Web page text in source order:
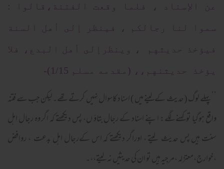
عن الإسناد ، فلما وقعت الفتنة،قالوا :
سموا لنا رجالكم ، فينظر إلى أهل السنة
فيؤخذ حديثهم ، وينظرإلى أهل البدع، فلا
يؤخذ حديثنهم،، (مقدمه مسلم 1/15)-
’’ پہلے لوگ (حدیث کےلینے میں ) اسناد کاسوال نہیں کرتےتھے۔لیکن جب سے فتنہ
واقع ہوگیا توکہنے لگے: اپنے اسناد کے رجال بتاؤ ں، پس دیکھتے کہ اگر وہ رجال اہل
سنت ہیں پس حدیث لیتے ، اوراگر دیکھتے کہ اس کےرجال اہل بدعت ، روافض
،خوارج،معتزلہ ،مرجیہ ہیں تو ان کی حدیثیں نہ لیتے،،۔